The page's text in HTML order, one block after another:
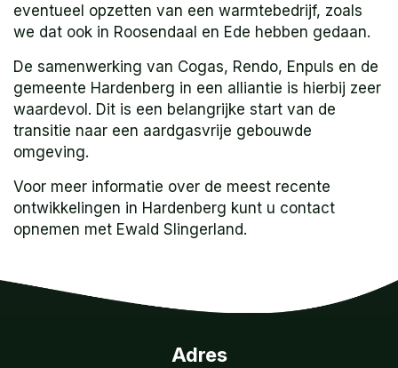
eventueel opzetten van een warmtebedrijf, zoals
we dat ook in Roosendaal en Ede hebben gedaan.
De samenwerking van Cogas, Rendo, Enpuls en de
gemeente Hardenberg in een alliantie is hierbij zeer
waardevol. Dit is een belangrijke start van de
transitie naar een aardgasvrije gebouwde
omgeving.
Voor meer informatie over de meest recente
ontwikkelingen in Hardenberg kunt u contact
opnemen met Ewald Slingerland.
Adres